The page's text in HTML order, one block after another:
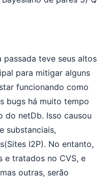
passada teve seus altos
para mitigar alguns
funcionando como
bugs há muito tempo
do netDb. Isso causou
substanciais,
I2P). No entanto,
e tratados no CVS, e
outras, serão